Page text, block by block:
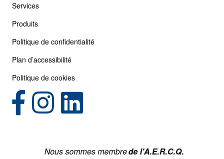
Services
Produits
Politique de confidentialité
Plan d’accessibilité
Politique de cookies
(opens in new tab)
(opens in new tab)